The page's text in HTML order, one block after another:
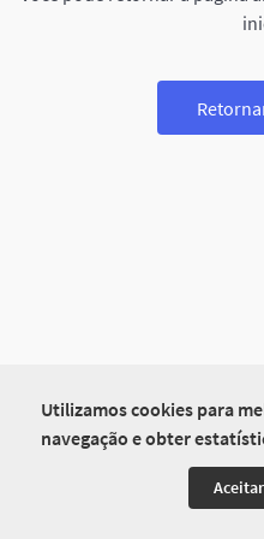
Utilizamos cookies para
navegação e obter